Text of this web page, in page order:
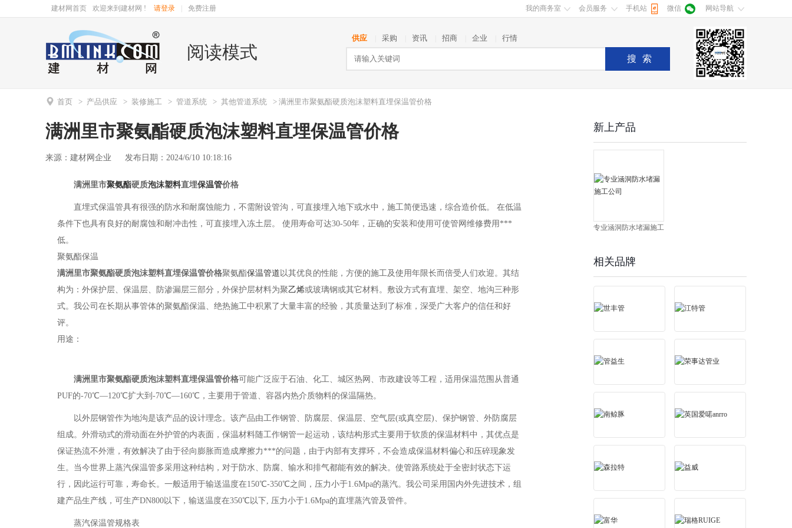
建材网首页 欢迎来到建材网 ! 请登录 免费注册 我的商务室 会员服务 手机站 微信 网站导航
阅读模式
供应 采购 资讯 招商 企业 行情
搜索
 首页 > 产品供应 > 装修施工 > 管道系统 > 其他管道系统 > 满洲里市聚氨酯硬质泡沫塑料直埋保温管价格
满洲里市聚氨酯硬质泡沫塑料直埋保温管价格
来源：建材网企业 发布日期：2024/6/10 10:18:16
满洲里市聚氨酯硬质泡沫塑料直埋保温管价格
直埋式保温管具有很强的防水和耐腐蚀能力，不需附设管沟，可直接埋入地下或水中，施工简便迅速，综合造价低。 在低温
条件下也具有良好的耐腐蚀和耐冲击性，可直接埋入冻土层。 使用寿命可达30-50年，正确的安装和使用可使管网维修费用***
低。
聚氨酯保温
满洲里市聚氨酯硬质泡沫塑料直埋保温管价格聚氨酯保温管道 以其优良的性能，方便的施工及使用年限长而倍受人们欢迎。其结
构为：外保护层、保温层、防渗漏层三部分，外保护层材料为聚乙烯或玻璃钢或其它材料。敷设方式有直埋、架空、地沟三种形
式。我公司在长期从事管体的聚氨酯保温、绝热施工中积累了大量丰富的经验，其质量达到了标准，深受广大客户的信任和好
评。
用途：
满洲里市聚氨酯硬质泡沫塑料直埋保温管价格可能广泛应于石油、化工、城区热网、市政建设等工程，适用保温范围从普通
PUF的-70℃—120℃扩大到-70℃—160℃，主要用于管道、容器内热介质物料的保温隔热。
以外层钢管作为地沟是该产品的设计理念。该产品由工作钢管、防腐层、保温层、空气层(或真空层)、保护钢管、外防腐层
组成。外滑动式的滑动面在外护管的内表面，保温材料随工作钢管一起运动，该结构形式主要用于软质的保温材料中，其优点是
保证热流不外泄，有效解决了由于径向膨胀而造成摩擦力***的问题，由于内部有支撑环，不会造成保温材料偏心和压碎现象发
生。当今世界上蒸汽保温管多采用这种结构，对于防水、防腐、输水和排气都能有效的解决。使管路系统处于全密封状态下运
行，因此运行可靠，寿命长。一般适用于输送温度在150℃-350℃之间，压力小于1.6Mpa的蒸汽。我公司采用国内外先进技术，组
建产品生产线，可生产DN800以下，输送温度在350℃以下, 压力小于1.6Mpa的直埋蒸汽管及管件。
蒸汽保温管规格表
新上产品
专业涵洞防水堵漏施工
相关品牌